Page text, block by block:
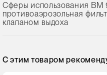
Сферы использования ВМ
противоаэрозольная
клапаном выдоха
С этим товаром